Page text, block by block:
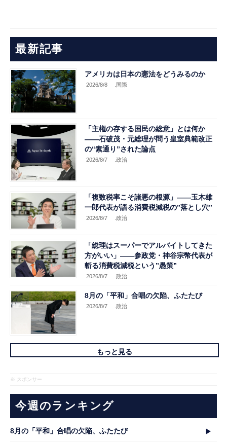
最新記事
アメリカは日本の憲法をどうみるのか
2026/8/8 .国際
「主権の存する国民の総意」とは何か
――石破茂・元総理が問う皇室典範改正
の“素通り”された論点
2026/8/7 .政治
「複数税率こそ諸悪の根源」――玉木雄
一郎代表が語る消費税減税の”落とし穴”
2026/8/7 .政治
「総理はスーパーでアルバイトしてきた
方がいい」――参政党・神谷宗幣代表が
斬る消費税減税という”愚策”
2026/8/7 .政治
8月の「平和」合唱の欠陥、ふたたび
2026/8/7 .政治
もっと見る
※ スポンサー
今週のランキング
8月の「平和」合唱の欠陥、ふたたび